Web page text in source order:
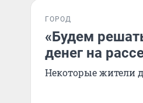
ГОРОД
«Будем
денег на
Некоторые жители